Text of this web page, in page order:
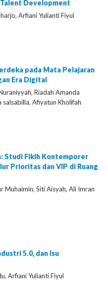
Development
Arfiani Yulianti Fiyul
pada Mata Pelajaran
Era Digital
Riadah Amanda
salsabilla, Afiyatun Kholifah
Studi Fikih Kontemporer
Prioritas dan VIP di Ruang
Muhaimin, Siti Aisyah, Ali Imran
5.0, dan Isu
Arfiani Yulianti Fiyul